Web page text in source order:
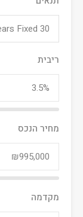
30 Years Fixed
ריבית
מחיר הנכס
מקדמה